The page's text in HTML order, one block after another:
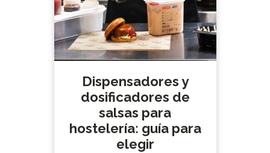
Dispensadores y
dosificadores de
salsas para
hostelería: guía para
elegir